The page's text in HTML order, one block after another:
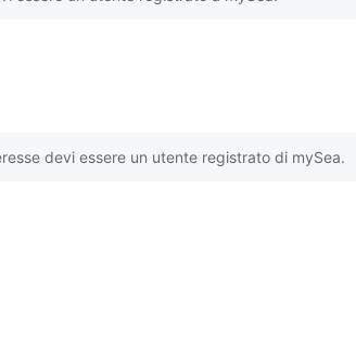
devi essere un utente registrato di mySea.